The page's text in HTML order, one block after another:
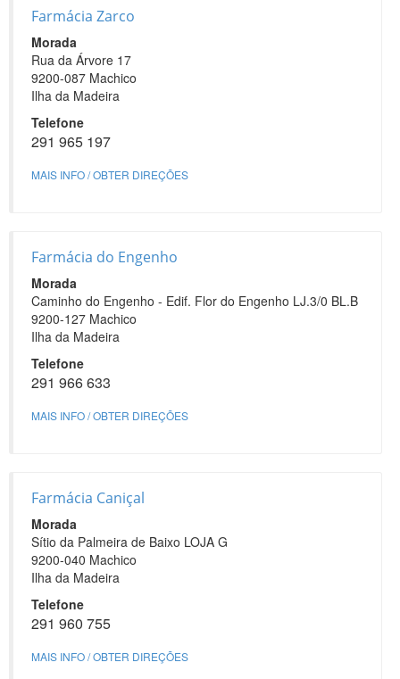
Farmácia Zarco
Morada
Rua da Árvore 17
9200-087 Machico
Ilha da Madeira
Telefone
291 965 197
MAIS INFO / OBTER DIREÇÕES
Farmácia do Engenho
Morada
Caminho do Engenho - Edif. Flor do Engenho LJ.3/0 BL.B
9200-127 Machico
Ilha da Madeira
Telefone
291 966 633
MAIS INFO / OBTER DIREÇÕES
Farmácia Caniçal
Morada
Sítio da Palmeira de Baixo LOJA G
9200-040 Machico
Ilha da Madeira
Telefone
291 960 755
MAIS INFO / OBTER DIREÇÕES